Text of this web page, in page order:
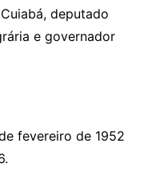
deputado
e governador
fevereiro de 1952